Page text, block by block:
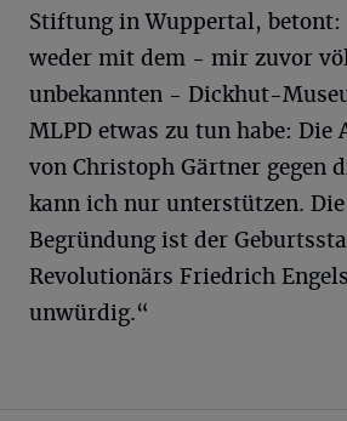
Stiftung in Wuppertal, betont:
weder mit dem - mir zuvor
unbekannten - Dickhut-
MLPD etwas zu tun habe: Die
von Christoph Gärtner gegen
kann ich nur unterstützen. Die
Begründung ist der
Revolutionärs Friedrich
unwürdig.“